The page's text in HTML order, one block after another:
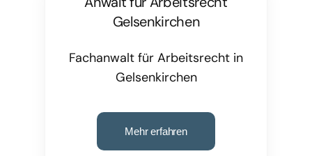
Gelsenkirchen
Fachanwalt für Arbeitsrecht in
Gelsenkirchen
Mehr erfahren